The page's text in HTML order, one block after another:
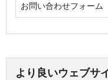
お問い合わせフォーム
より良いウェブサ